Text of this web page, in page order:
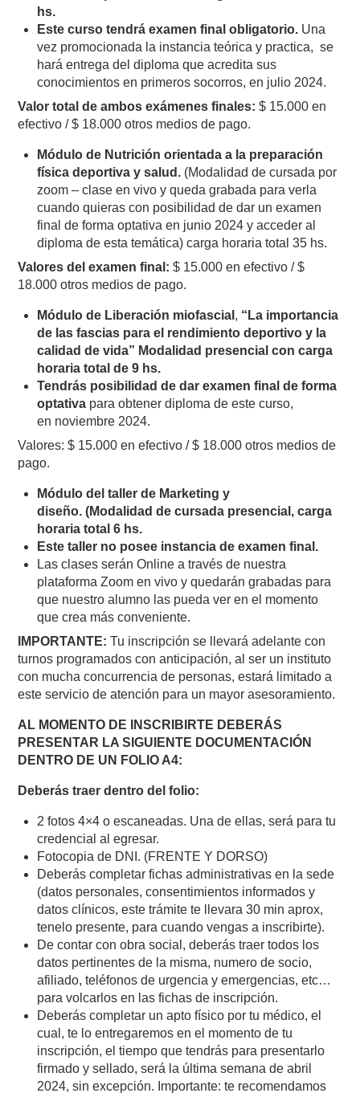
hs.
Este curso tendrá examen final obligatorio. Una
vez promocionada la instancia teórica y practica, se
hará entrega del diploma que acredita sus
conocimientos en primeros socorros, en julio 2024.
Valor total de ambos exámenes finales: $ 15.000 en
efectivo / $ 18.000 otros medios de pago.
Módulo de Nutrición orientada a la preparación
física deportiva y salud. (Modalidad de cursada por
zoom – clase en vivo y queda grabada para verla
cuando quieras con posibilidad de dar un examen
final de forma optativa en junio 2024 y acceder al
diploma de esta temática) carga horaria total 35 hs.
Valores del examen final: $ 15.000 en efectivo / $
18.000 otros medios de pago.
Módulo de Liberación miofascial , “La importancia
de las fascias para el rendimiento deportivo y la
calidad de vida” Modalidad presencial con carga
horaria total de 9 hs.
Tendrás posibilidad de dar examen final de forma
optativa para obtener diploma de este curso,
en noviembre 2024.
Valores: $ 15.000 en efectivo / $ 18.000 otros medios de
pago.
Módulo del taller de Marketing y
diseño. (Modalidad de cursada presencial, carga
horaria total 6 hs.
Este taller no posee instancia de examen final.
Las clases serán Online a través de nuestra
plataforma Zoom en vivo y quedarán grabadas para
que nuestro alumno las pueda ver en el momento
que crea más conveniente.
IMPORTANTE: Tu inscripción se llevará adelante con
turnos programados con anticipación, al ser un instituto
con mucha concurrencia de personas, estará limitado a
este servicio de atención para un mayor asesoramiento.
AL MOMENTO DE INSCRIBIRTE DEBERÁS
PRESENTAR LA SIGUIENTE DOCUMENTACIÓN
DENTRO DE UN FOLIO A4:
Deberás traer dentro del folio:
2 fotos 4×4 o escaneadas. Una de ellas, será para tu
credencial al egresar.
Fotocopia de DNI. (FRENTE Y DORSO)
Deberás completar fichas administrativas en la sede
(datos personales, consentimientos informados y
datos clínicos, este trámite te llevara 30 min aprox,
tenelo presente, para cuando vengas a inscribirte).
De contar con obra social, deberás traer todos los
datos pertinentes de la misma, numero de socio,
afiliado, teléfonos de urgencia y emergencias, etc…
para volcarlos en las fichas de inscripción.
Deberás completar un apto físico por tu médico, el
cual, te lo entregaremos en el momento de tu
inscripción, el tiempo que tendrás para presentarlo
firmado y sellado, será la última semana de abril
2024, sin excepción. Importante: te recomendamos